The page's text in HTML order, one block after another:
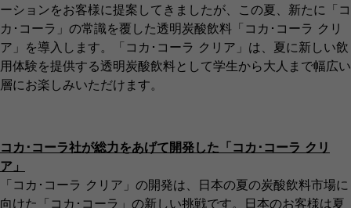
ーションをお客様に提案してきましたが、この夏、新たに「コ
カ･コーラ」の常識を覆した透明炭酸飲料「コカ･コーラ クリ
ア」を導入します。「コカ･コーラ クリア」は、夏に新しい飲
用体験を提供する透明炭酸飲料として学生から大人まで幅広い
層にお楽しみいただけます。
コカ･コーラ社が総力をあげて開発した「コカ･コーラ クリ
ア」
「コカ･コーラ クリア」の開発は、日本の夏の炭酸飲料市場に
向けた「コカ･コーラ」の新しい挑戦です。日本のお客様は夏